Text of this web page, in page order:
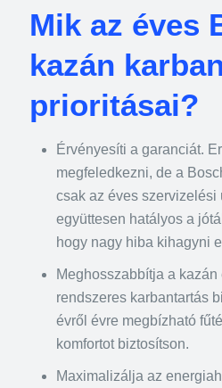
Mik az éves
kazán
prioritásai?
Érvényesíti a garanciát.
megfeledkezni, de a
csak az éves szervizelési
együttesen hatályos a
hogy nagy hiba kihagyni
Meghosszabbítja a kazán
rendszeres karbantartás
évről évre megbízható
komfortot biztosítson.
Maximalizálja az